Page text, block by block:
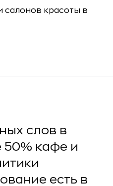
слов в
50% кафе и
есть в